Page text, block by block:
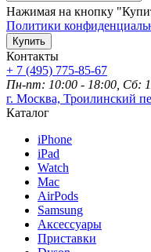
Нажимая на кнопку
Политики
Купить
Контакты
+ 7 (495) 775-85-67
Пн-пт: 10:00 - 18:00, Сб:
г. Москва, Троилинский
Каталог
iPhone
iPad
Watch
Mac
AirPods
Samsung
Аксессуары
Приставки